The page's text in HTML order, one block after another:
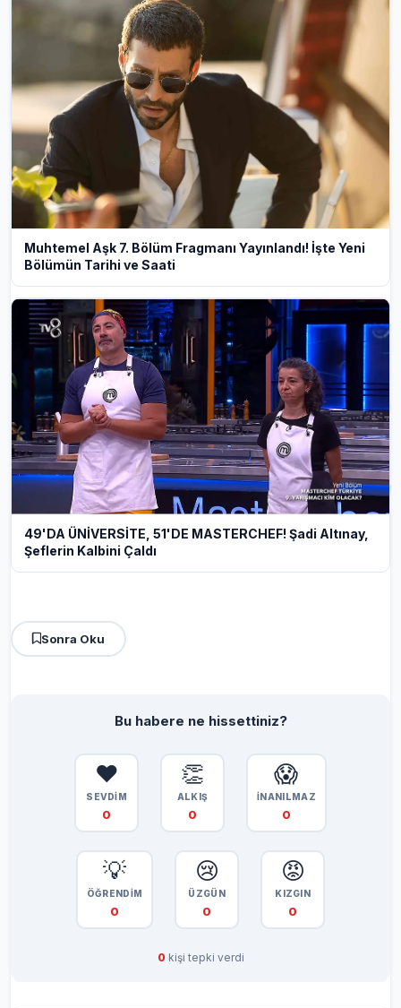
Muhtemel Aşk 7. Bölüm Fragmanı Yayınlandı! İşte Yeni
Bölümün Tarihi ve Saati
49'DA ÜNİVERSİTE, 51'DE MASTERCHEF! Şadi Altınay,
Şeflerin Kalbini Çaldı
Sonra Oku
Bu habere ne hissettiniz?
❤️
SEVDİM
0
👏
ALKIŞ
0
😱
İNANILMAZ
0
💡
ÖĞRENDİM
0
😢
ÜZGÜN
0
😡
KIZGIN
0
0 kişi tepki verdi